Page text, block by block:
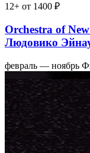
12+ от 1400 ₽
Orchestra of
Людовико
февраль — ноябрь